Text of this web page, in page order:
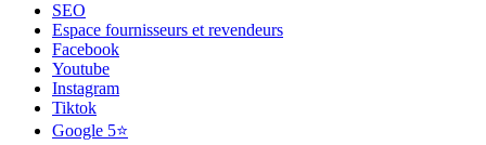
SEO
Espace fournisseurs et revendeurs
Facebook
Youtube
Instagram
Tiktok
Google 5⭐